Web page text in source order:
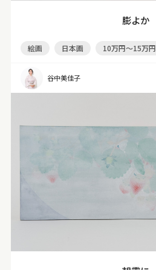
膨よか
絵画 日本画 10万円～15万円
谷中美佳子